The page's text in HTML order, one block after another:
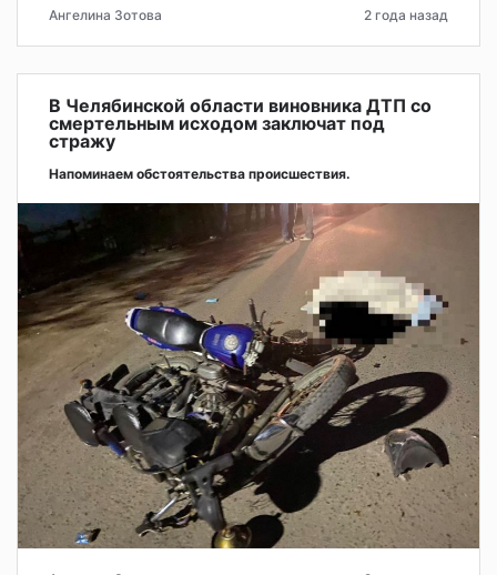
Ангелина Зотова 2 года назад
В Челябинской области виновника ДТП со
смертельным исходом заключат под
стражу
Напоминаем обстоятельства происшествия.